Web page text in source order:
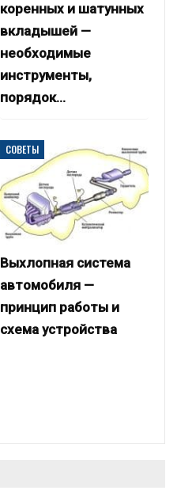
коренных и шатунных
вкладышей —
необходимые
инструменты,
порядок…
СОВЕТЫ
Выхлопная система
автомобиля —
принцип работы и
схема устройства